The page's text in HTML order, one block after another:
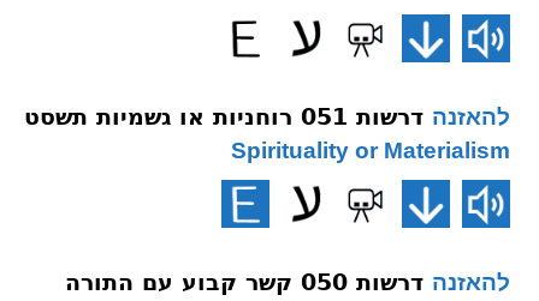
להאזנה דרשות 051 רוחניות או גשמיות תשסט
Spirituality or Materialism
להאזנה
דרשות 050 קשר קבוע עם התורה